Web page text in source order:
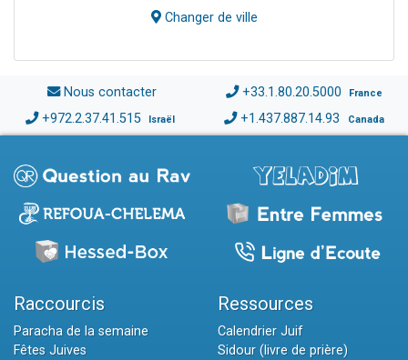
Changer de ville
Nous contacter +33.1.80.20.5000 France
+972.2.37.41.515 Israël +1.437.887.14.93 Canada
Raccourcis
Paracha de la semaine
Fêtes Juives
Ressources
Calendrier Juif
Sidour (livre de prière)